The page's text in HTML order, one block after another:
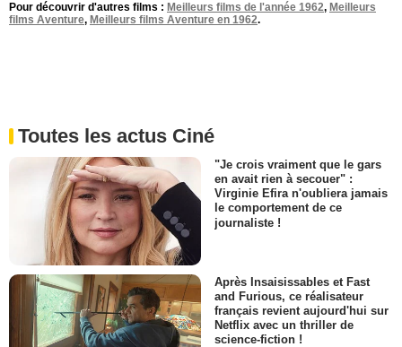
Pour découvrir d'autres films : Meilleurs films de l'année 1962, Meilleurs
films Aventure, Meilleurs films Aventure en 1962.
Toutes les actus Ciné
"Je crois vraiment que le gars
en avait rien à secouer" :
Virginie Efira n'oubliera jamais
le comportement de ce
journaliste !
Après Insaisissables et Fast
and Furious, ce réalisateur
français revient aujourd'hui sur
Netflix avec un thriller de
science-fiction !